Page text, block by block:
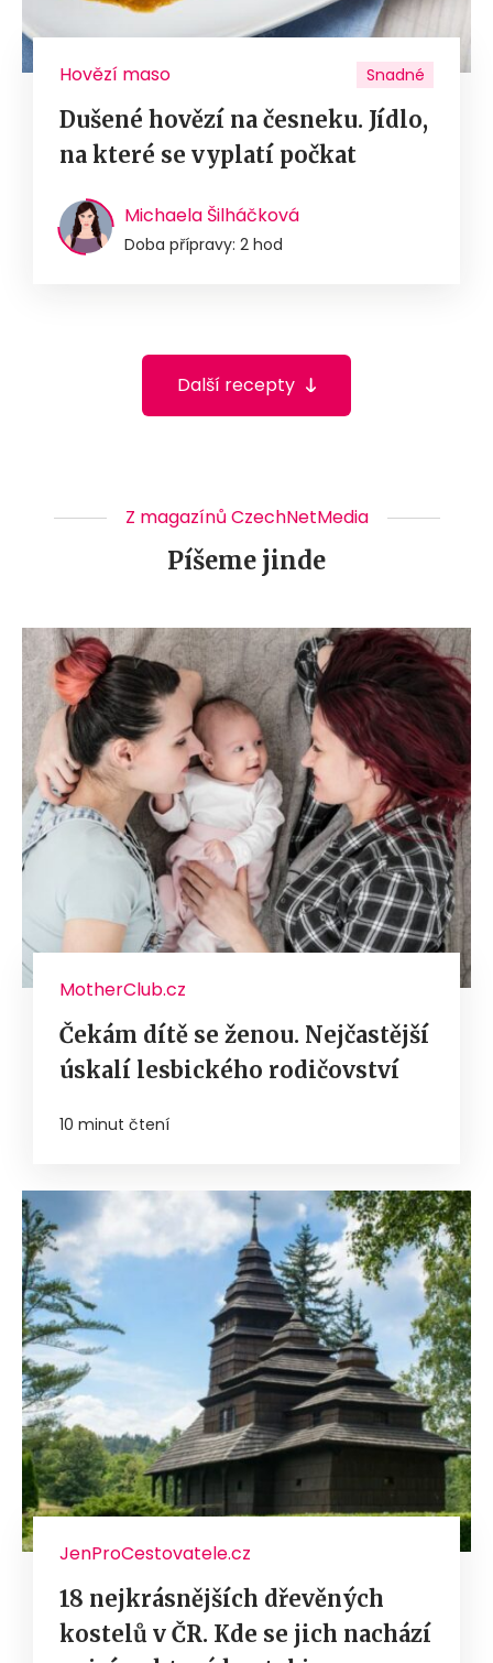
Hovězí maso Snadné
Dušené hovězí na česneku. Jídlo,
na které se vyplatí počkat
Michaela Šilháčková
Doba přípravy: 2 hod
Další recepty
Z magazínů CzechNetMedia
Píšeme jinde
MotherClub.cz
Čekám dítě se ženou. Nejčastější
úskalí lesbického rodičovství
10 minut čtení
JenProCestovatele.cz
18 nejkrásnějších dřevěných
kostelů v ČR. Kde se jich nachází